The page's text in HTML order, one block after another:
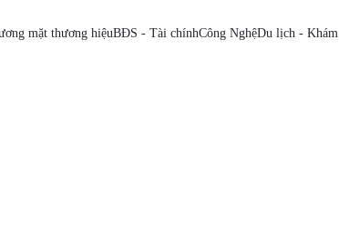
mặt thương hiệuBĐS - Tài chínhCông NghệDu lịch - Khám